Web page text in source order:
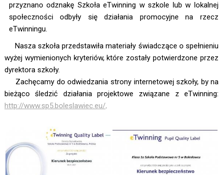
przyznano odznakę Szkoła eTwinning w szkole lub w lokalnej
społeczności odbyły się działania promocyjne na rzecz
eTwinningu.
Nasza szkoła przedstawiła materiały świadczące o spełnieniu
wyżej wymienionych kryteriów, które zostały potwierdzone przez
dyrektora szkoły.
Zachęcamy do odwiedzania strony internetowej szkoły, by na
bieżąco śledzić działania projektowe związane z eTwinning:
http://www.sp5.boleslawiec.eu/.